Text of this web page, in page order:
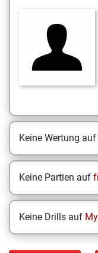
Keine Wertung auf
Keine Partien auf
Keine Drills auf